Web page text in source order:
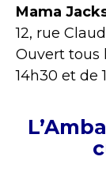
Mama
12, rue
Ouvert tous
14h30 et de